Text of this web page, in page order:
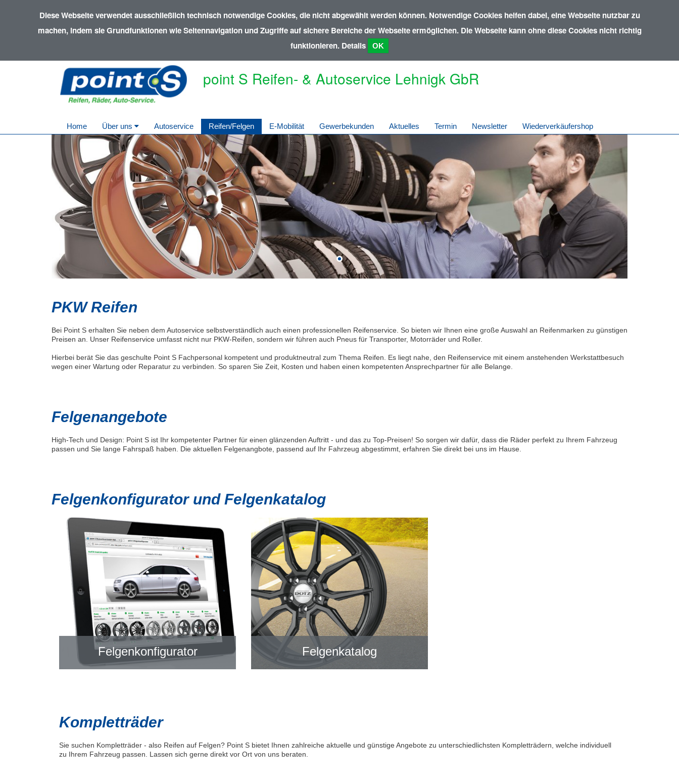
Diese Webseite verwendet ausschließlich technisch notwendige Cookies, die nicht abgewählt werden können. Notwendige Cookies helfen dabei, eine Webseite nutzbar zu
machen, indem sie Grundfunktionen wie Seitennavigation und Zugriffe auf sichere Bereiche der Webseite ermöglichen. Die Webseite kann ohne diese Cookies nicht richtig
funktionieren. Details OK
point S Reifen- & Autoservice Lehnigk GbR
Home Über uns Autoservice Reifen/Felgen E-Mobilität Gewerbekunden Aktuelles Termin Newsletter Wiederverkäufershop
PKW Reifen
Bei Point S erhalten Sie neben dem Autoservice selbstverständlich auch einen professionellen Reifenservice. So bieten wir Ihnen eine große Auswahl an Reifenmarken zu günstigen
Preisen an. Unser Reifenservice umfasst nicht nur PKW-Reifen, sondern wir führen auch Pneus für Transporter, Motorräder und Roller.
Hierbei berät Sie das geschulte Point S Fachpersonal kompetent und produktneutral zum Thema Reifen. Es liegt nahe, den Reifenservice mit einem anstehenden Werkstattbesuch
wegen einer Wartung oder Reparatur zu verbinden. So sparen Sie Zeit, Kosten und haben einen kompetenten Ansprechpartner für alle Belange.
Felgenangebote
High-Tech und Design: Point S ist Ihr kompetenter Partner für einen glänzenden Auftritt - und das zu Top-Preisen! So sorgen wir dafür, dass die Räder perfekt zu Ihrem Fahrzeug
passen und Sie lange Fahrspaß haben. Die aktuellen Felgenangbote, passend auf Ihr Fahrzeug abgestimmt, erfahren Sie direkt bei uns im Hause.
Felgenkonfigurator und Felgenkatalog
Felgenkonfigurator Felgenkatalog
Kompletträder
Sie suchen Kompletträder - also Reifen auf Felgen? Point S bietet Ihnen zahlreiche aktuelle und günstige Angebote zu unterschiedlichsten Kompletträdern, welche individuell
zu Ihrem Fahrzeug passen. Lassen sich gerne direkt vor Ort von uns beraten.